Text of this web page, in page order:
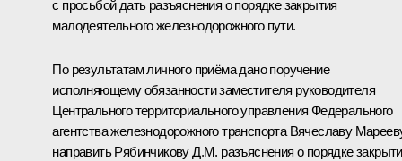
с просьбой дать разъяснения о порядке закрытия
малодеятельного железнодорожного пути.
По результатам личного приёма дано поручение
исполняющему обязанности заместителя руководителя
Центрального территориального управления Федерального
агентства железнодорожного транспорта Вячеславу
направить Рябинчикову Д.М. разъяснения о порядке